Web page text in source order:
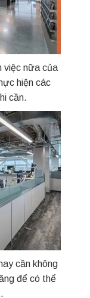
việc nữa của
hiện các
cần.
cần không
để có thể